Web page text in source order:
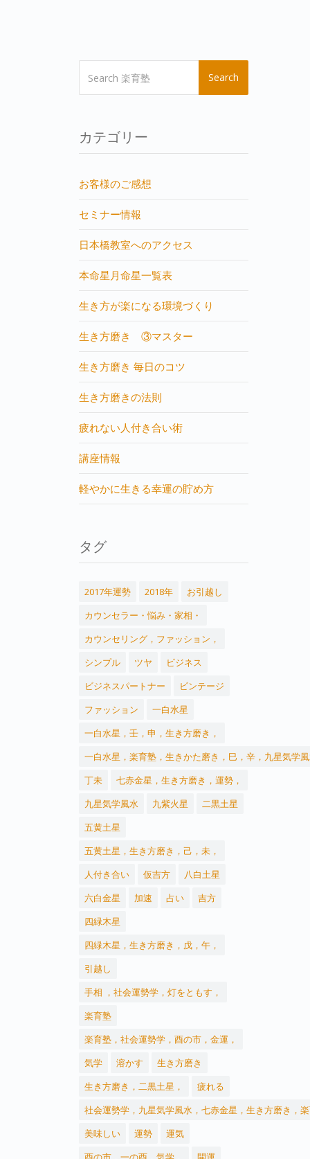
Search
カテゴリー
お客様のご感想
セミナー情報
日本橋教室へのアクセス
本命星月命星一覧表
生き方が楽になる環境づくり
生き方磨き ③マスター
生き方磨き 毎日のコツ
生き方磨きの法則
疲れない人付き合い術
講座情報
軽やかに生きる幸運の貯め方
タグ
2017年運勢 2018年
お引越し
カウンセラー・悩み・家相・
カウンセリング，ファッション，
シンプル
ツヤ
ビジネス
ビジネスパートナー
ビンテージ
ファッション
一白水星
一白水星，壬，申，生き方磨き，
一白水星，楽育塾，生きかた磨き，巳，辛，九星気学
丁未
七赤金星，生き方磨き，運勢，
九星気学風水
九紫火星
二黒土星
五黄土星
五黄土星，生き方磨き，己，未，
人付き合い
仮吉方
八白土星
六白金星
加速 占い
吉方
四緑木星
四緑木星，生き方磨き，戊，午，
引越し
手相 ，社会運勢学，灯をともす，
楽育塾
楽育塾，社会運勢学，酉の市，金運，
気学
溶かす
生き方磨き
生き方磨き，二黒土星，
疲れる
社会運勢学，九星気学風水，七赤金星，生き方磨き，
美味しい
運勢
運気